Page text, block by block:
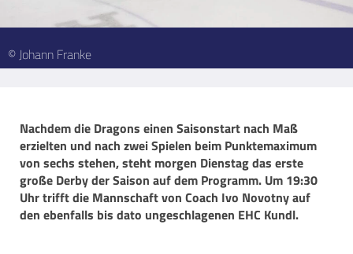
© Johann Franke
Nachdem die Dragons einen Saisonstart nach Maß
erzielten und nach zwei Spielen beim Punktemaximum
von sechs stehen, steht morgen Dienstag das erste
große Derby der Saison auf dem Programm. Um 19:30
Uhr trifft die Mannschaft von Coach Ivo Novotny auf
den ebenfalls bis dato ungeschlagenen EHC Kundl.